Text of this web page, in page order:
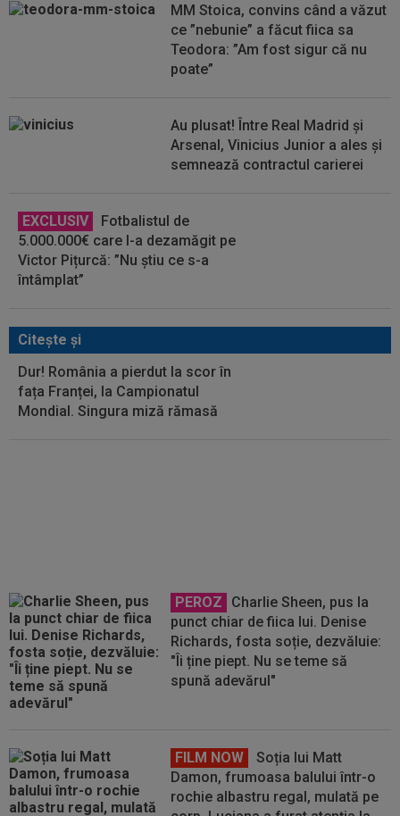
MM Stoica, convins când a văzut
ce ”nebunie” a făcut fiica sa
Teodora: ”Am fost sigur că nu
poate”
Au plusat! Între Real Madrid și
Arsenal, Vinicius Junior a ales și
semnează contractul carierei
EXCLUSIV
Fotbalistul de
5.000.000€ care l-a dezamăgit pe
Victor Pițurcă: ”Nu știu ce s-a
întâmplat”
Citeşte şi
Dur! România a pierdut la scor în
fața Franței, la Campionatul
Mondial. Singura miză rămasă
PEROZ
Charlie Sheen, pus la
punct chiar de fiica lui. Denise
Richards, fosta soție, dezvăluie:
"Îi ține piept. Nu se teme să
spună adevărul"
FILM NOW
Soția lui Matt
Damon, frumoasa balului într-o
rochie albastru regal, mulată pe